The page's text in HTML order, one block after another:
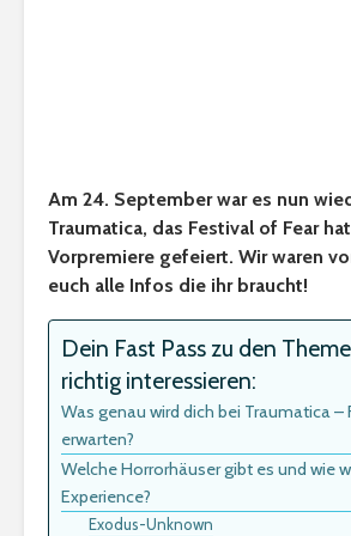
Am 24. September war es nun
Traumatica, das Festival of Fear
Vorpremiere gefeiert. Wir waren
euch alle Infos die ihr braucht!
Dein Fast Pass zu den
richtig interessieren:
Was genau wird dich bei Traumatica –
erwarten?
Welche Horrorhäuser gibt es und wie
Experience?
Exodus-Unknown